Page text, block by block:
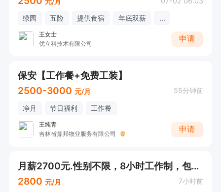
绿园 五险 提供食宿 年底双薪 ...
王女士
优立科技术有限公司
申请
保安【工作餐+免费工装】
2500-3000 元/月 55分钟前
净月 节日福利 工作餐
王纯青
吉林省鼎邦物业服务有限公司
申请
月薪2700元.性别不限，8小时工作制，包吃包住
2800 元/月 7小时前